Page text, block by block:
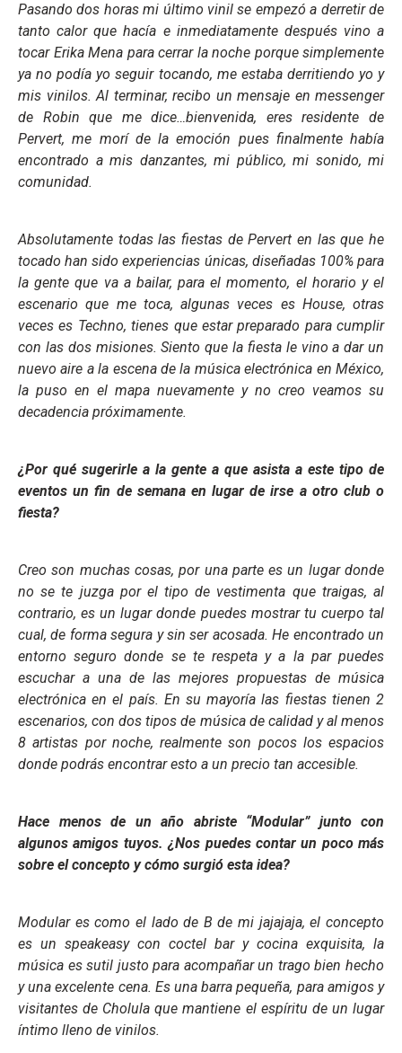
Pasando dos horas mi último vinil se empezó a derretir de
tanto calor que hacía e inmediatamente después vino a
tocar Erika Mena para cerrar la noche porque simplemente
ya no podía yo seguir tocando, me estaba derritiendo yo y
mis vinilos. Al terminar, recibo un mensaje en messenger
de Robin que me dice…bienvenida, eres residente de
Pervert, me morí de la emoción pues finalmente había
encontrado a mis danzantes, mi público, mi sonido, mi
comunidad.
Absolutamente todas las fiestas de Pervert en las que he
tocado han sido experiencias únicas, diseñadas 100% para
la gente que va a bailar, para el momento, el horario y el
escenario que me toca, algunas veces es House, otras
veces es Techno, tienes que estar preparado para cumplir
con las dos misiones. Siento que la fiesta le vino a dar un
nuevo aire a la escena de la música electrónica en México,
la puso en el mapa nuevamente y no creo veamos su
decadencia próximamente.
¿Por qué sugerirle a la gente a que asista a este tipo de
eventos un fin de semana en lugar de irse a otro club o
fiesta?
Creo son muchas cosas, por una parte es un lugar donde
no se te juzga por el tipo de vestimenta que traigas, al
contrario, es un lugar donde puedes mostrar tu cuerpo tal
cual, de forma segura y sin ser acosada. He encontrado un
entorno seguro donde se te respeta y a la par puedes
escuchar a una de las mejores propuestas de música
electrónica en el país. En su mayoría las fiestas tienen 2
escenarios, con dos tipos de música de calidad y al menos
8 artistas por noche, realmente son pocos los espacios
donde podrás encontrar esto a un precio tan accesible.
Hace menos de un año abriste “Modular” junto con
algunos amigos tuyos. ¿Nos puedes contar un poco más
sobre el concepto y cómo surgió esta idea?
Modular es como el lado de B de mi jajajaja, el concepto
es un speakeasy con coctel bar y cocina exquisita, la
música es sutil justo para acompañar un trago bien hecho
y una excelente cena. Es una barra pequeña, para amigos y
visitantes de Cholula que mantiene el espíritu de un lugar
íntimo lleno de vinilos.